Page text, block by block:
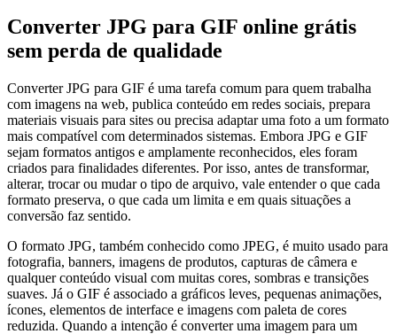
Converter JPG para GIF online grátis
sem perda de qualidade
Converter JPG para GIF é uma tarefa comum para quem trabalha
com imagens na web, publica conteúdo em redes sociais, prepara
materiais visuais para sites ou precisa adaptar uma foto a um formato
mais compatível com determinados sistemas. Embora JPG e GIF
sejam formatos antigos e amplamente reconhecidos, eles foram
criados para finalidades diferentes. Por isso, antes de transformar,
alterar, trocar ou mudar o tipo de arquivo, vale entender o que cada
formato preserva, o que cada um limita e em quais situações a
conversão faz sentido.
O formato JPG, também conhecido como JPEG, é muito usado para
fotografia, banners, imagens de produtos, capturas de câmera e
qualquer conteúdo visual com muitas cores, sombras e transições
suaves. Já o GIF é associado a gráficos leves, pequenas animações,
ícones, elementos de interface e imagens com paleta de cores
reduzida. Quando a intenção é converter uma imagem para um